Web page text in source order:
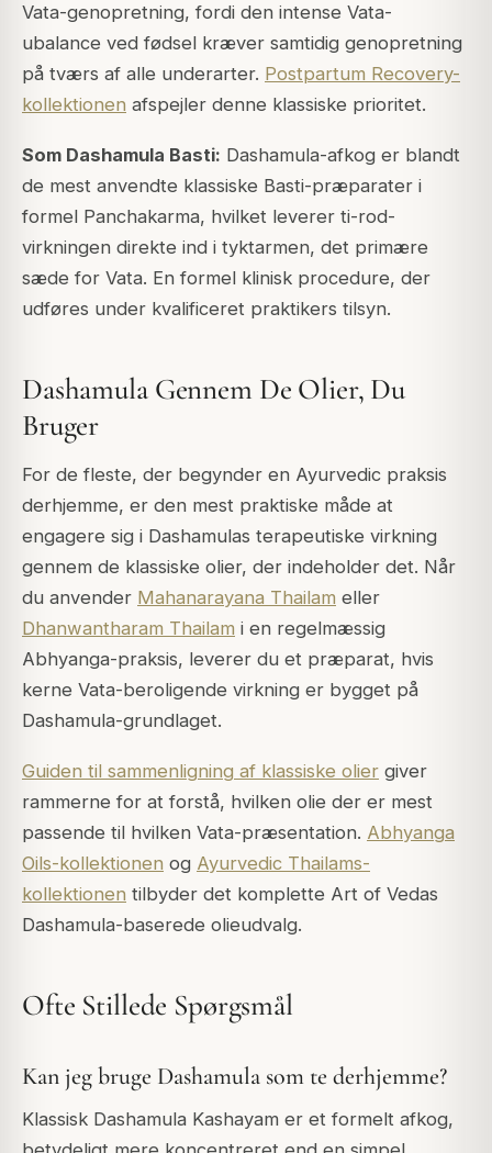
Vata-genopretning, fordi den intense Vata-
ubalance ved fødsel kræver samtidig genopretning
på tværs af alle underarter. Postpartum Recovery-
kollektionen afspejler denne klassiske prioritet.
Som Dashamula Basti: Dashamula-afkog er blandt
de mest anvendte klassiske Basti-præparater i
formel Panchakarma, hvilket leverer ti-rod-
virkningen direkte ind i tyktarmen, det primære
sæde for Vata. En formel klinisk procedure, der
udføres under kvalificeret praktikers tilsyn.
Dashamula Gennem De Olier, Du
Bruger
For de fleste, der begynder en Ayurvedic praksis
derhjemme, er den mest praktiske måde at
engagere sig i Dashamulas terapeutiske virkning
gennem de klassiske olier, der indeholder det. Når
du anvender Mahanarayana Thailam eller
Dhanwantharam Thailam i en regelmæssig
Abhyanga-praksis, leverer du et præparat, hvis
kerne Vata-beroligende virkning er bygget på
Dashamula-grundlaget.
Guiden til sammenligning af klassiske olier giver
rammerne for at forstå, hvilken olie der er mest
passende til hvilken Vata-præsentation. Abhyanga
Oils-kollektionen og Ayurvedic Thailams-
kollektionen tilbyder det komplette Art of Vedas
Dashamula-baserede olieudvalg.
Ofte Stillede Spørgsmål
Kan jeg bruge Dashamula som te derhjemme?
Klassisk Dashamula Kashayam er et formelt afkog,